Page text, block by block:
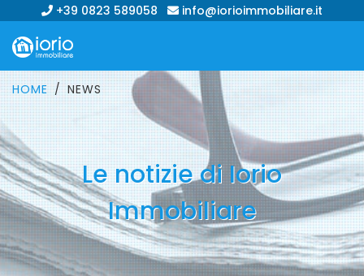
+39 0823 589058 info@iorioimmobiliare.it
HOME NEWS
Le notizie di Iorio
Immobiliare